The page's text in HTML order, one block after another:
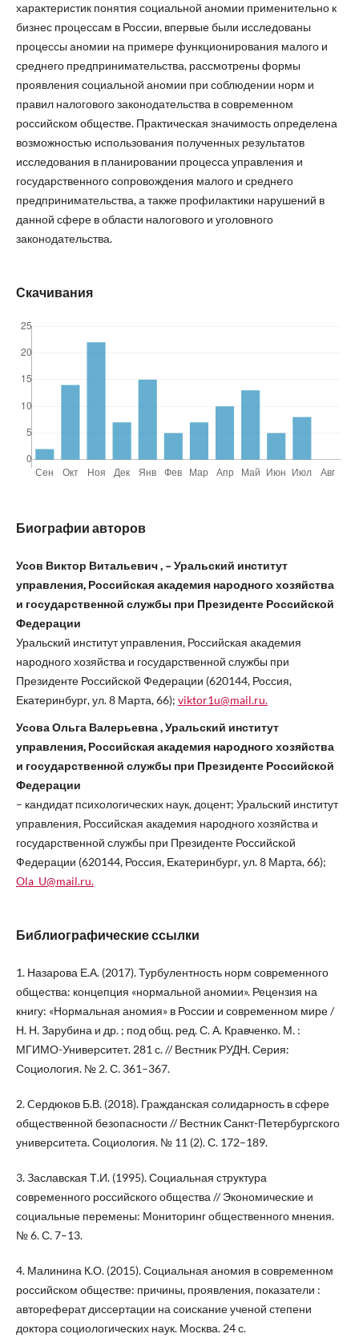
характеристик понятия социальной аномии применительно к
бизнес процессам в России, впервые были исследованы
процессы аномии на примере функционирования малого и
среднего предпринимательства, рассмотрены формы
проявления социальной аномии при соблюдении норм и
правил налогового законодательства в современном
российском обществе. Практическая значимость определена
возможностью использования полученных результатов
исследования в планировании процесса управления и
государственного сопровождения малого и среднего
предпринимательства, а также профилактики нарушений в
данной сфере в области налогового и уголовного
законодательства.
Скачивания
Биографии авторов
Усов Виктор Витальевич , – Уральский институт
управления, Российская академия народного хозяйства
и государственной службы при Президенте Российской
Федерации
Уральский институт управления, Российская академия
народного хозяйства и государственной службы при
Президенте Российской Федерации (620144, Россия,
Екатеринбург, ул. 8 Марта, 66); viktor1u@mail.ru.
Усова Ольга Валерьевна , Уральский институт
управления, Российская академия народного хозяйства
и государственной службы при Президенте Российской
Федерации
– кандидат психологических наук, доцент; Уральский институт
управления, Российская академия народного хозяйства и
государственной службы при Президенте Российской
Федерации (620144, Россия, Екатеринбург, ул. 8 Марта, 66);
Ola_U@mail.ru.
Библиографические ссылки
1. Назарова Е.А. (2017). Турбулентность норм современного
общества: концепция «нормальной аномии». Рецензия на
книгу: «Нормальная аномия» в России и современном мире /
Н. Н. Зарубина и др. ; под общ. ред. С. А. Кравченко. М. :
МГИМО-Университет. 281 с. // Вестник РУДН. Серия:
Социология. № 2. С. 361–367.
2. Cердюков Б.В. (2018). Гражданская солидарность в сфере
общественной безопасности // Вестник Санкт-Петербургского
университета. Социология. № 11 (2). С. 172–189.
3. Заславская Т.И. (1995). Социальная структура
современного российского общества // Экономические и
социальные перемены: Мониторинг общественного мнения.
№ 6. С. 7–13.
4. Малинина К.О. (2015). Социальная аномия в современном
российском обществе: причины, проявления, показатели :
автореферат диссертации на соискание ученой степени
доктора социологических наук. Москва. 24 с.